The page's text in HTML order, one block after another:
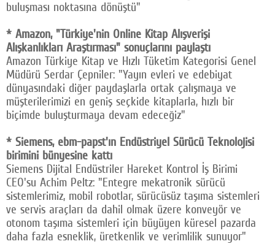
buluşması noktasına dönüştü"
* Amazon, "Türkiye'nin Online Kitap Alışverişi
Alışkanlıkları Araştırması" sonuçlarını paylaştı
Amazon Türkiye Kitap ve Hızlı Tüketim Kategorisi Genel
Müdürü Serdar Çepniler: "Yayın evleri ve edebiyat
dünyasındaki diğer paydaşlarla ortak çalışmaya ve
müşterilerimizi en geniş seçkide kitaplarla, hızlı bir
biçimde buluşturmaya devam edeceğiz"
* Siemens, ebm-papst'ın Endüstriyel Sürücü Teknolojisi
birimini bünyesine kattı
Siemens Dijital Endüstriler Hareket Kontrol İş Birimi
CEO'su Achim Peltz: "Entegre mekatronik sürücü
sistemlerimiz, mobil robotlar, sürücüsüz taşıma sistemleri
ve servis araçları da dahil olmak üzere konveyör ve
otonom taşıma sistemleri için büyüyen küresel pazarda
daha fazla esneklik, üretkenlik ve verimlilik sunuyor"